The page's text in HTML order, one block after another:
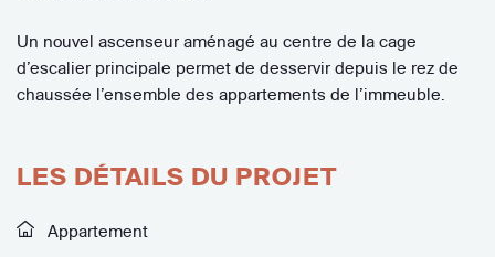
Un nouvel ascenseur aménagé au centre de la cage
d’escalier principale permet de desservir depuis le rez de
chaussée l’ensemble des appartements de l’immeuble.
LES DÉTAILS DU PROJET
Appartement